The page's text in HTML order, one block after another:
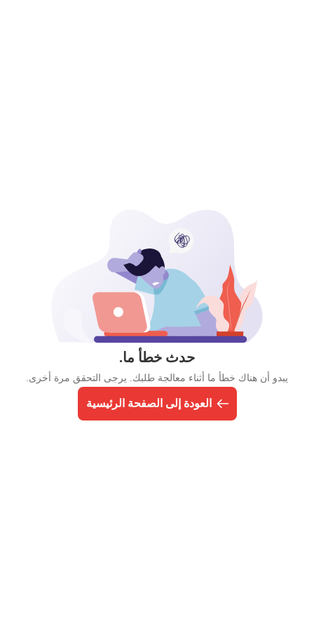
حدث خطأ ما.
يبدو أن هناك خطأ ما أثناء معالجة طلبك. يرجى التحقق مرة أخرى.
العودة إلى الصفحة الرئيسية